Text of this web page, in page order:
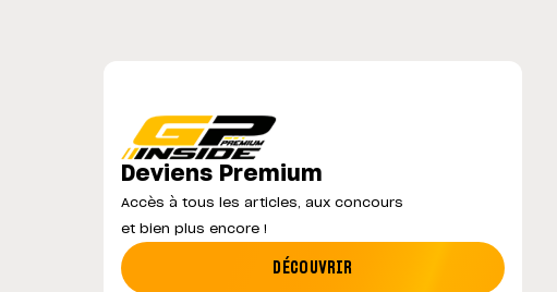
MotoGP : les cinq constructeurs signent un
Deviens Premium
Accès à tous les articles, aux concours
et bien plus encore !
DÉCOUVRIR